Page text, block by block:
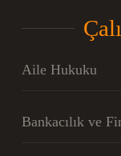
Aile Hukuku
Bankacılık ve